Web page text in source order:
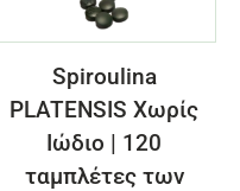
Spiroulina
PLATENSIS Χωρίς
Ιώδιο | 120
ταμπλέτες των